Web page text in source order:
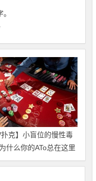
扑克】小盲位的慢性毒
什么你的ATo总在这里